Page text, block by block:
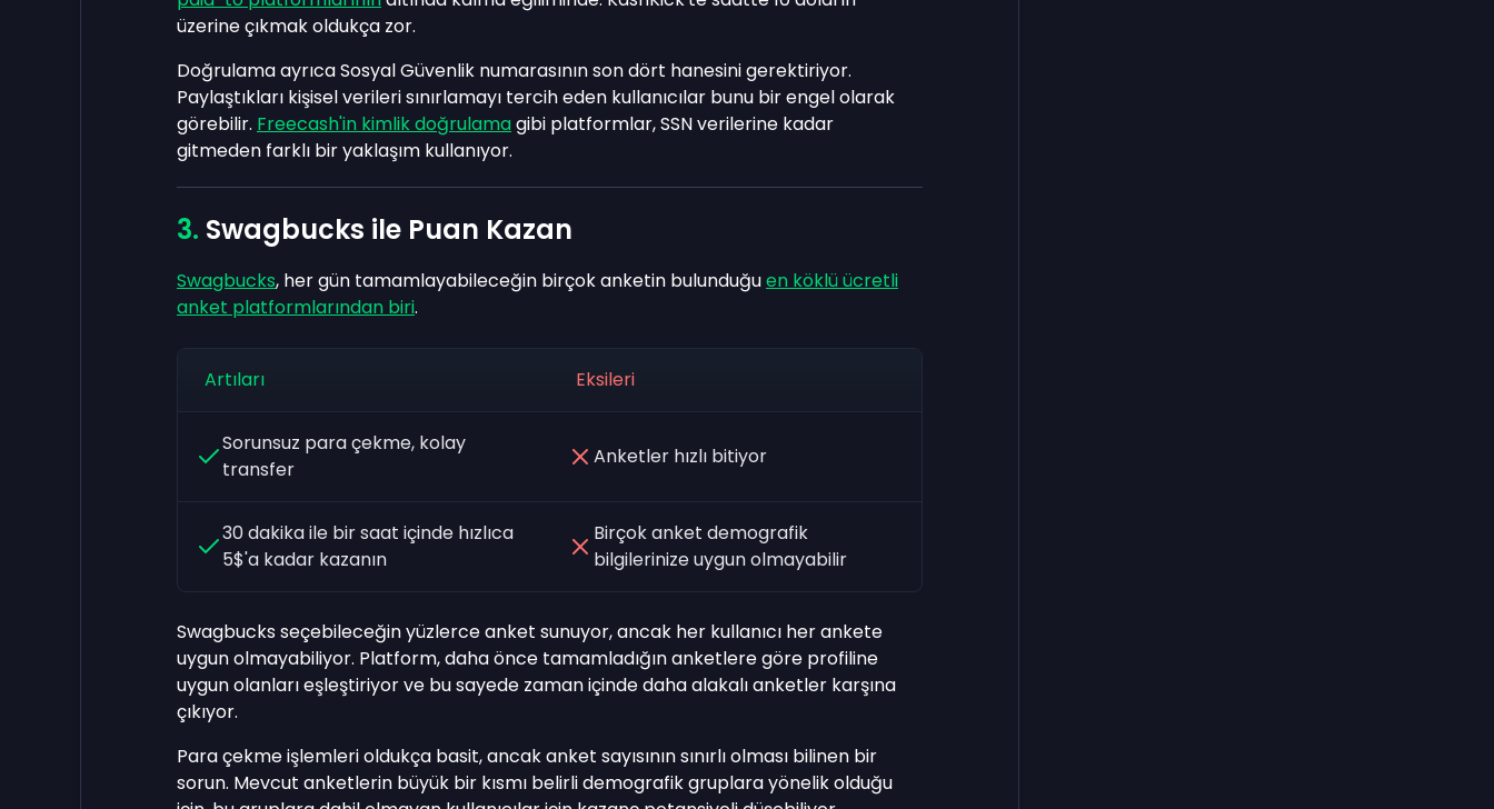
üzerine çıkmak oldukça zor.
Doğrulama ayrıca Sosyal Güvenlik numarasının son dört hanesini gerektiriyor.
Paylaştıkları kişisel verileri sınırlamayı tercih eden kullanıcılar bunu bir engel olarak
görebilir. Freecash'in kimlik doğrulamagibi platformlar, SSN verilerine kadar
gitmeden farklı bir yaklaşım kullanıyor.
Swagbucks ile Puan Kazan
Swagbucks, her gün tamamlayabileceğin birçok anketin bulunduğuen köklü ücretli
anket platformlarından biri.
Artıları Eksileri
Sorunsuz para çekme, kolay
transfer
Anketler hızlı bitiyor
30 dakika ile bir saat içinde hızlıca
5$'a kadar kazanın
Birçok anket demografik
bilgilerinize uygun olmayabilir
Swagbucks seçebileceğin yüzlerce anket sunuyor, ancak her kullanıcı her ankete
uygun olmayabiliyor. Platform, daha önce tamamladığın anketlere göre profiline
uygun olanları eşleştiriyor ve bu sayede zaman içinde daha alakalı anketler karşına
çıkıyor.
Para çekme işlemleri oldukça basit, ancak anket sayısının sınırlı olması bilinen bir
sorun. Mevcut anketlerin büyük bir kısmı belirli demografik gruplara yönelik olduğu